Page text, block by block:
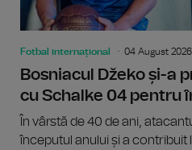
Fotbal internațional 04 August
Bosniacul Džeko și-a
cu Schalke 04 pentru
În vârstă de 40 de ani,
începutul anului și a contribuit